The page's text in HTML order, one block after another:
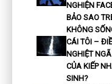
NGHIỆN
BẢO SAO
KHÔNG
CÁI TÔI –
NGHIỆT
CỦA KIẾP
SINH?